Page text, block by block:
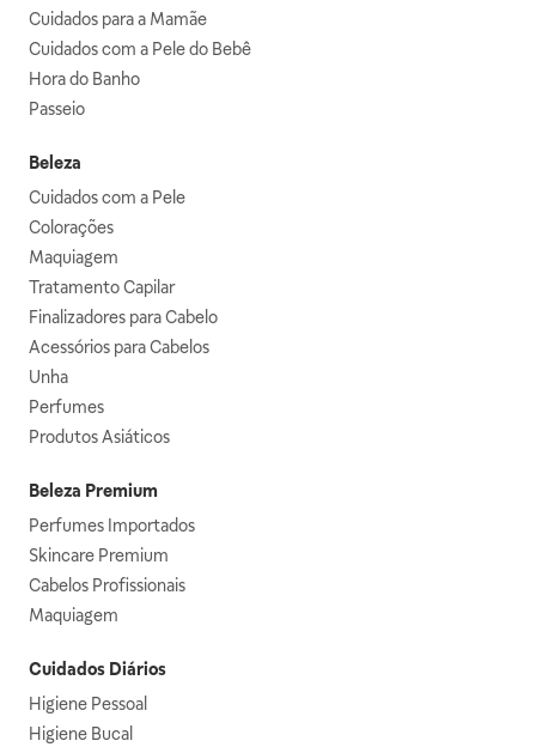
Cuidados para a Mamãe
Cuidados com a Pele do Bebê
Hora do Banho
Passeio
Beleza
Cuidados com a Pele
Colorações
Maquiagem
Tratamento Capilar
Finalizadores para Cabelo
Acessórios para Cabelos
Unha
Perfumes
Produtos Asiáticos
Beleza Premium
Perfumes Importados
Skincare Premium
Cabelos Profissionais
Maquiagem
Cuidados Diários
Higiene Pessoal
Higiene Bucal